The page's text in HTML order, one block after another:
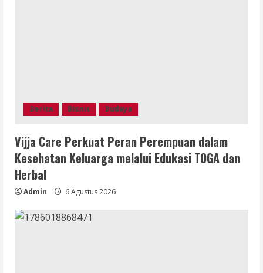
Berita Bisnis Budaya
Vijja Care Perkuat Peran Perempuan dalam
Kesehatan Keluarga melalui Edukasi TOGA dan
Herbal
Admin 6 Agustus 2026